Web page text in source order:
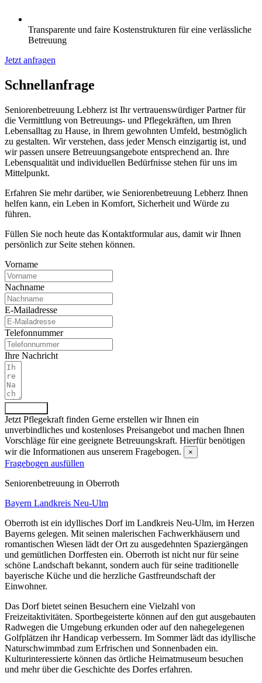
Transparente und faire Kostenstrukturen für eine verlässliche
Betreuung
Jetzt anfragen
Schnell­anfrage
Seniorenbetreuung Lebherz ist Ihr vertrauenswürdiger Partner für
die Vermittlung von Betreuungs- und Pflegekräften, um Ihren
Lebensalltag zu Hause, in Ihrem gewohnten Umfeld, bestmöglich
zu gestalten. Wir verstehen, dass jeder Mensch einzigartig ist, und
wir passen unsere Betreuungsangebote entsprechend an. Ihre
Lebensqualität und individuellen Bedürfnisse stehen für uns im
Mittelpunkt.
Erfahren Sie mehr darüber, wie Seniorenbetreuung Lebherz Ihnen
helfen kann, ein Leben in Komfort, Sicherheit und Würde zu
führen.
Füllen Sie noch heute das Kontaktformular aus, damit wir Ihnen
persönlich zur Seite stehen können.
Vorname
Nachname
E-Mailadresse
Telefonnummer
Ihre Nachricht
Jetzt Pflegekraft finden Gerne erstellen wir Ihnen ein
unverbindliches und kostenloses Preisangebot und machen Ihnen
Vorschläge für eine geeignete Betreuungskraft. Hierfür benötigen
wir die Informationen aus unserem Fragebogen.
×
Fragebogen ausfüllen
Senioren­betreuung in Oberroth
Bayern Landkreis Neu-Ulm
Oberroth ist ein idyllisches Dorf im Landkreis Neu-Ulm, im Herzen
Bayerns gelegen. Mit seinen malerischen Fachwerkhäusern und
romantischen Wiesen lädt der Ort zu ausgedehnten Spaziergängen
und gemütlichen Dorffesten ein. Oberroth ist nicht nur für seine
schöne Landschaft bekannt, sondern auch für seine traditionelle
bayerische Küche und die herzliche Gastfreundschaft der
Einwohner.
Das Dorf bietet seinen Besuchern eine Vielzahl von
Freizeitaktivitäten. Sportbegeisterte können auf den gut ausgebauten
Radwegen die Umgebung erkunden oder auf den nahegelegenen
Golfplätzen ihr Handicap verbessern. Im Sommer lädt das idyllische
Naturschwimmbad zum Erfrischen und Sonnenbaden ein.
Kulturinteressierte können das örtliche Heimatmuseum besuchen
und mehr über die Geschichte des Dorfes erfahren.